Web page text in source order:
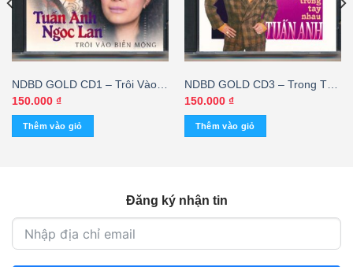
NDBD GOLD CD1 – Trôi Vào
Biển Mộng – Ngọc Lan – Tuấn
Anh
150.000 ₫
Thêm vào giỏ
NDBD GOLD CD3 – Trong Tay
Nhau – Tuấn Anh
150.000 ₫
Thêm vào giỏ
Đăng ký nhận tin